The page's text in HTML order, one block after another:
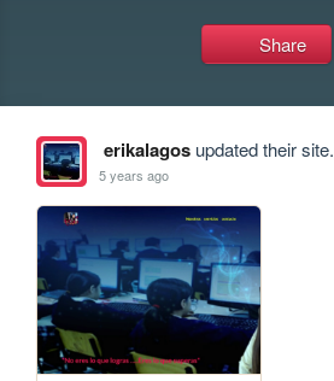
Share
erikalagosupdated their site.
5 years ago